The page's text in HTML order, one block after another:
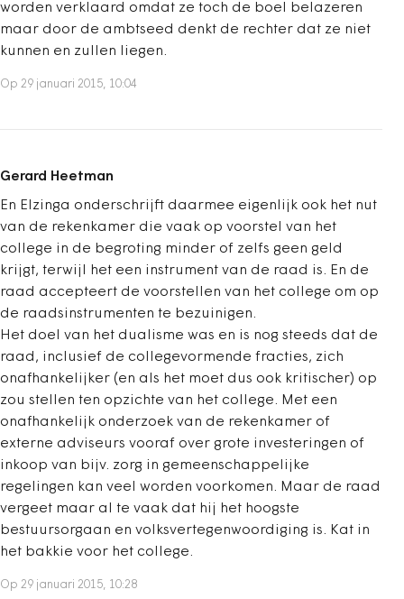
worden verklaard omdat ze toch de boel belazeren
maar door de ambtseed denkt de rechter dat ze niet
kunnen en zullen liegen.
Op 29 januari 2015, 10:04
Gerard Heetman
En Elzinga onderschrijft daarmee eigenlijk ook het nut
van de rekenkamer die vaak op voorstel van het
college in de begroting minder of zelfs geen geld
krijgt, terwijl het een instrument van de raad is. En de
raad accepteert de voorstellen van het college om op
de raadsinstrumenten te bezuinigen.
Het doel van het dualisme was en is nog steeds dat de
raad, inclusief de collegevormende fracties, zich
onafhankelijker (en als het moet dus ook kritischer) op
zou stellen ten opzichte van het college. Met een
onafhankelijk onderzoek van de rekenkamer of
externe adviseurs vooraf over grote investeringen of
inkoop van bijv. zorg in gemeenschappelijke
regelingen kan veel worden voorkomen. Maar de raad
vergeet maar al te vaak dat hij het hoogste
bestuursorgaan en volksvertegenwoordiging is. Kat in
het bakkie voor het college.
Op 29 januari 2015, 10:28